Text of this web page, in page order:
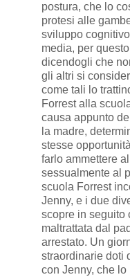
postura, che lo
protesi alle
sviluppo
media, per
dicendogli che
gli altri si
come tali lo
Forrest alla
causa appunto
la madre,
stesse
farlo ammettere
sessualmente al
scuola Forrest
Jenny, e i due
scopre in seguito
maltrattata dal
arrestato. Un
straordinarie doti
con Jenny, che